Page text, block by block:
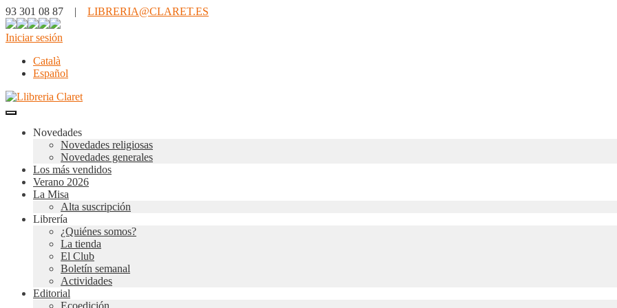
93 301 08 87 | LIBRERIA@CLARET.ES
Iniciar sesión
Català
Español
Novedades
Novedades religiosas
Novedades generales
Los más vendidos
Verano 2026
La Misa
Alta suscripción
Librería
¿Quiénes somos?
La tienda
El Club
Boletín semanal
Actividades
Editorial
Ecoedición